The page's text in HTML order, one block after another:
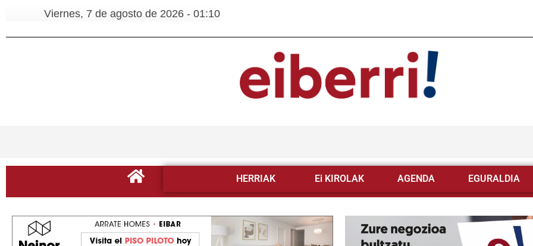
Viernes, 7 de agosto de 2026 - 01:10
HERRIAK Ei KIROLAK AGENDA EGURALDIA